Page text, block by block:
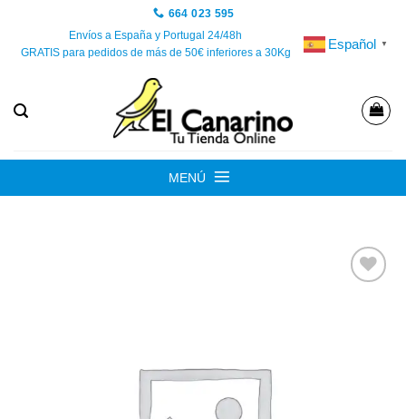
contenido
664 023 595
Envíos a España y Portugal 24/48h
GRATIS para pedidos de más de 50€ inferiores a 30Kg
Español ▼
MENÚ